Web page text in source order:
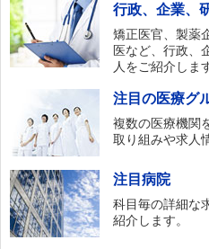
行政、企業、
矯正医官、製薬
医など、行政、
人をご紹介しま
注目の医療グ
複数の医療機関
取り組みや求人
注目病院
科目毎の詳細な
紹介します。